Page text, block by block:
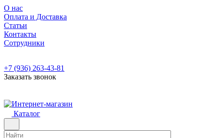
О нас
Оплата и Доставка
Статьи
Контакты
Сотрудники
+7 (936) 263-43-81
Заказать звонок
Каталог